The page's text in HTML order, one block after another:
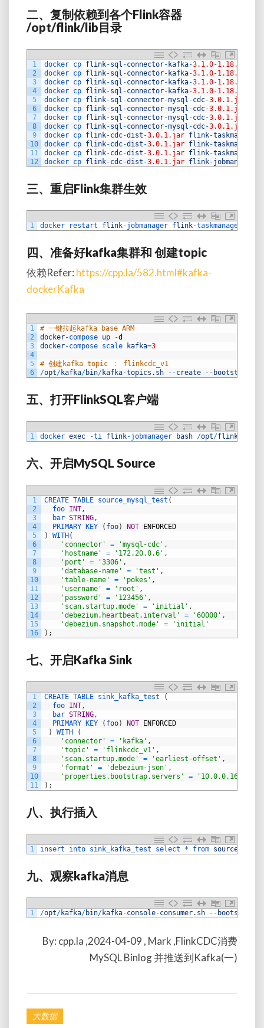
二、复制依赖到各个Flink容器
/opt/flink/lib目录
1
2
3
4
5
6
7
8
9
10
11
12
docker cp flink-sql -connector- kafka-3.1.0-1.18.jar
docker cp flink-sql -connector- kafka-3.1.0-1.18.jar
docker cp flink-sql -connector- kafka-3.1.0-1.18.jar
docker cp flink-sql -connector- kafka-3.1.0-1.18.jar
docker cp flink-sql -connector-mysql -cdc-3.0.1.jar
docker cp flink-sql -connector-mysql -cdc-3.0.1.jar
docker cp flink-sql -connector-mysql -cdc-3.0.1.jar
docker cp flink-sql -connector-mysql -cdc-3.0.1.jar
docker cp flink-cdc-dist -3.0.1.jar flink-taskmanager1
docker cp flink-cdc-dist -3.0.1.jar flink-taskmanager2
docker cp flink-cdc-dist -3.0.1.jar flink-taskmanager3
docker cp flink-cdc-dist -3.0.1.jar flink-jobmanager
三、重启Flink集群生效
1 docker restart flink-jobmanager flink-taskmanager1
四、 准备好kafka集群和 创建topic
依赖Refer: https://cpp.la/582.html#kafka-
dockerKafka
1
2
3
4
5
6
# 一键拉起kafka base ARM
docker-compose up -d
docker-compose scale kafka=3
# 创建kafka topic ： flinkcdc_v1
/opt/kafka/bin/kafka-topics . sh --create -- bootstrap
五、 打开FlinkSQL客户端
1 docker exec -ti flink-jobmanager bash /opt/flink
六、 开启MySQL Source
1
2
3
4
5
6
7
8
9
10
11
12
13
14
15
16
CREATE TABLE source_mysql_test (
foo INT ,
bar STRING ,
PRIMARY KEY ( foo) NOT ENFORCED
)
WITH(
'connector'
= 'mysql-cdc' ,
'hostname'
= '172.20.0.6' ,
'port'
= '3306' ,
'database-name'
= 'test' ,
'table-name'
= 'pokes' ,
'username'
= 'root' ,
'password'
= '123456' ,
'scan.startup.mode'
= 'initial' ,
'debezium.heartbeat.interval'
= '60000' ,
'debezium.snapshot.mode'
=
'initial'
) ;
七、 开启KafkaSink
1
2
3
4
5
6
7
8
9
10
11
CREATE TABLE sink_kafka_test
(
foo INT ,
bar STRING ,
PRIMARY KEY ( foo) NOT ENFORCED
)
WITH
(
'connector'
= 'kafka' ,
'topic'
= 'flinkcdc_v1' ,
'scan.startup.mode'
= 'earliest-offset' ,
'format'
= 'debezium-json' ,
'properties.bootstrap.servers'
=
) ;
八、执行插入
1 insert into sink_kafka_test select * from
九、 观察kafka消息
1 /opt/kafka/bin/kafka-console-consumer. sh -- bootstrap
By: cpp.la ,2024-04-09 , Mark ,FlinkCDC消费
MySQL Binlog 并推送到Kafka(一)
大数据